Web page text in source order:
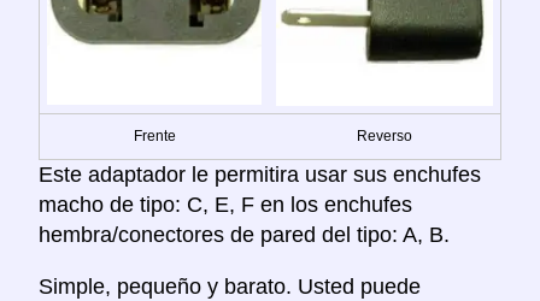
Frente Reverso
Este adaptador le permitira usar sus enchufes
macho de tipo: C, E, F en los enchufes
hembra/conectores de pared del tipo: A, B.
Simple, pequeño y barato. Usted puede